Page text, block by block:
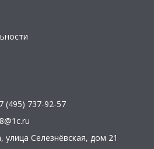
(495) 737-92-57
, улица Селезнёвская, дом 21